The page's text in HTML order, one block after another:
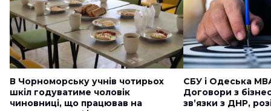
В Чорноморську учнів чотирьох
шкіл годуватиме чоловік
чиновниці, що працював на
СБУ і Одеська
Договори з
звʼязки з ДНР,